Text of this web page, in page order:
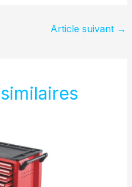
Article suivant →